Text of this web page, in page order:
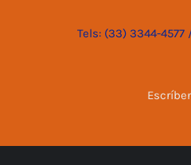
Tels: (33) 3344-